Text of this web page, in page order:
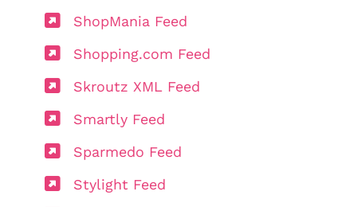
ShopMania Feed
Shopping.com Feed
Skroutz XML Feed
Smartly Feed
Sparmedo Feed
Stylight Feed